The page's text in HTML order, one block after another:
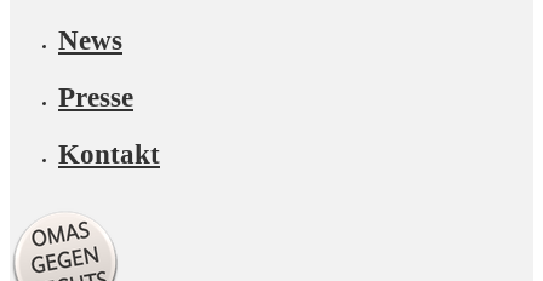
News
Presse
Kontakt